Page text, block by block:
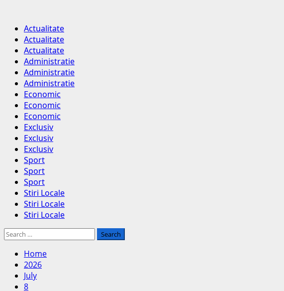
Primary
Menu
Actualitate
Actualitate
Actualitate
Administratie
Administratie
Administratie
Economic
Economic
Economic
Exclusiv
Exclusiv
Exclusiv
Sport
Sport
Sport
Stiri Locale
Stiri Locale
Stiri Locale
Search
Home
2026
July
8